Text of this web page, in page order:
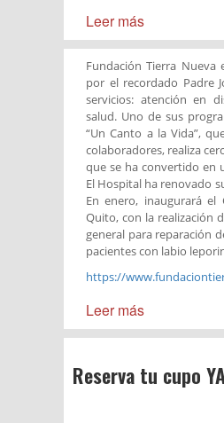
Leer más
Fundación Tierra
por el recordado Padre
servicios: atención en
salud. Uno de sus
“Un Canto a la Vida”,
colaboradores, realiza
que se ha convertido en
El Hospital ha renovado
En enero, inaugurará
Quito, con la realización
general para reparación
pacientes con labio
https://
Leer más
Reserva tu cupo